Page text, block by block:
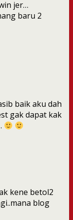
jer…
baru 2
baik aku dah
gak dapat kak
kene betol2
blog